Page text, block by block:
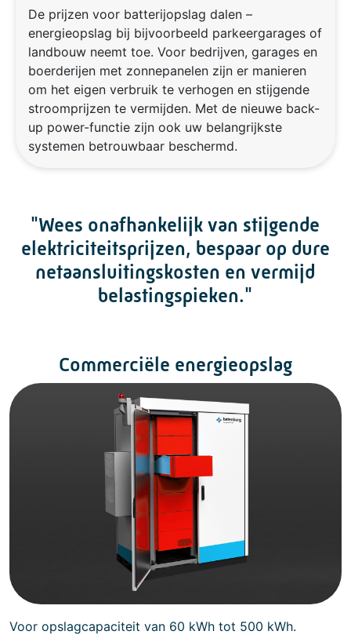
De prijzen voor batterijopslag dalen –
energieopslag bij bijvoorbeeld parkeergarages of
landbouw neemt toe. Voor bedrijven, garages en
boerderijen met zonnepanelen zijn er manieren
om het eigen verbruik te verhogen en stijgende
stroomprijzen te vermijden. Met de nieuwe back-
up power-functie zijn ook uw belangrijkste
systemen betrouwbaar beschermd.
"Wees onafhankelijk van stijgende
elektriciteitsprijzen, bespaar op dure
netaansluitingskosten en vermijd
belastingspieken."
Commerciële energieopslag
Voor opslagcapaciteit van 60 kWh tot 500 kWh.